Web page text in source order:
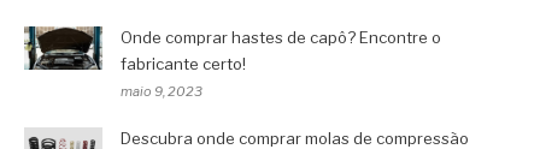
Onde comprar hastes de capô? Encontre o
fabricante certo!
maio 9, 2023
Descubra onde comprar molas de compressão